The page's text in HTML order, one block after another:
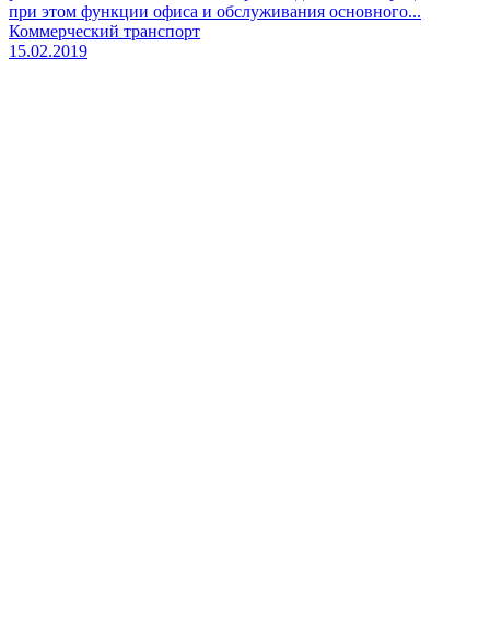
при этом функции офиса и обслуживания основного...
Коммерческий транспорт
15.02.2019